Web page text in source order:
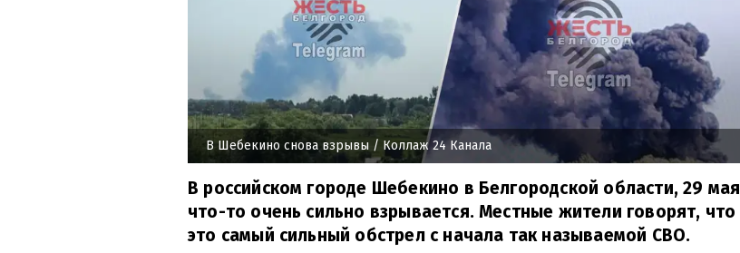
В Шебекино снова взрывы / Коллаж 24 Канала
В российском городе Шебекино в Белгородской области, 29 мая
что-то очень сильно взрывается. Местные жители говорят, что
это самый сильный обстрел с начала так называемой СВО.